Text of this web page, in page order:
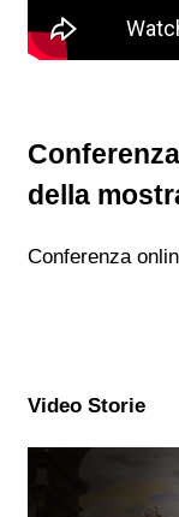
della
Conferenza
Video Storie